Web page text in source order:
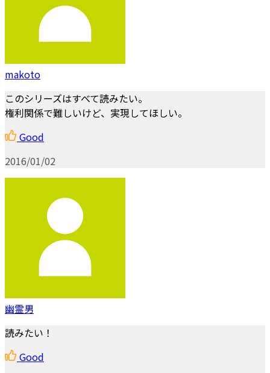
makoto
このシリーズはすべて読みたい。
権利関係で難しいけど、実現してほしい。
Good
2016/01/02
幽霊男
読みたい！
Good